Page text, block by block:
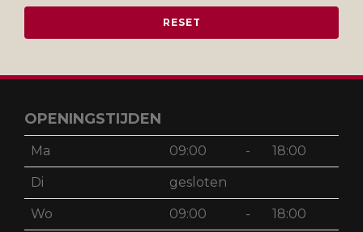
OPENINGSTIJDEN
Ma 09:00 - 18:00
Di gesloten
Wo 09:00 - 18:00